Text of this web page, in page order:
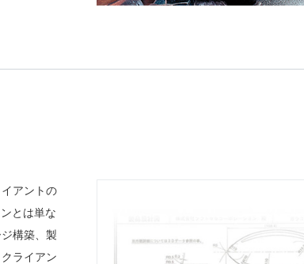
アントの
とは単な
構築、製
ライアン